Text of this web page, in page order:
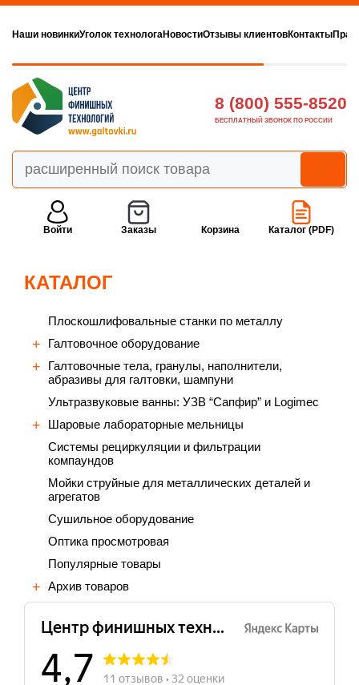
Наши новинкиУголок технологаНовостиОтзывы клиентовКонтакты
8 (800) 555-8520
БЕСПЛАТНЫЙ ЗВОНОК ПО РОССИИ
Войти Заказы Корзина Каталог (PDF)
КАТАЛОГ
Плоскошлифовальные станки по металлу
Галтовочное оборудование
Галтовочные тела, гранулы, наполнители,
абразивы для галтовки, шампуни
Ультразвуковые ванны: УЗВ “Сапфир” и Logimec
Шаровые лабораторные мельницы
Cистемы рециркуляции и фильтрации
компаундов
Мойки струйные для металлических деталей и
агрегатов
Сушильное оборудование
Оптика просмотровая
Популярные товары
Архив товаров